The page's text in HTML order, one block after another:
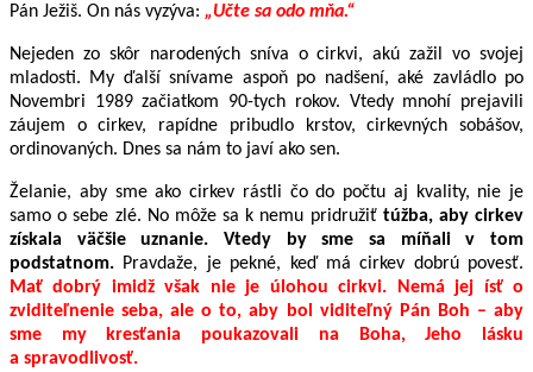
Pán Ježiš. On nás vyzýva: „Učte sa odo mňa.“
Nejeden zo skôr narodených sníva o cirkvi, akú zažil vo svojej
mladosti. My ďalší snívame aspoň po nadšení, aké zavládlo po
Novembri 1989 začiatkom 90-tych rokov. Vtedy mnohí prejavili
záujem o cirkev, rapídne pribudlo krstov, cirkevných sobášov,
ordinovaných. Dnes sa nám to javí ako sen.
Želanie, aby sme ako cirkev rástli čo do počtu aj kvality, nie je
samo o sebe zlé. No môže sa k nemu pridružiť túžba, aby cirkev
získala väčšie uznanie. Vtedy by sme sa míňali v tom
podstatnom. Pravdaže, je pekné, keď má cirkev dobrú povesť.
Mať dobrý imidž však nie je úlohou cirkvi. Nemá jej ísť o
zviditeľnenie seba, ale o to, aby bol
viditeľný Pán Boh – aby
sme my kresťania poukazovali na Boha, Jeho lásku
a spravodlivosť.